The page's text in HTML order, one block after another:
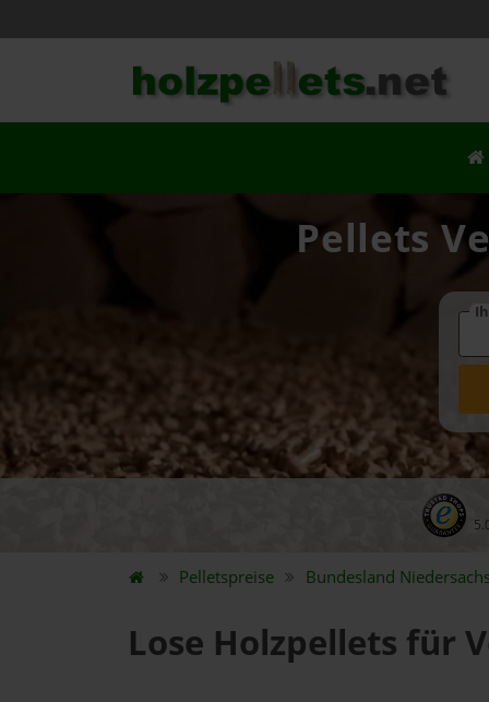
Pellets
Pelletspreise Bundesland
Lose Holzpellets für